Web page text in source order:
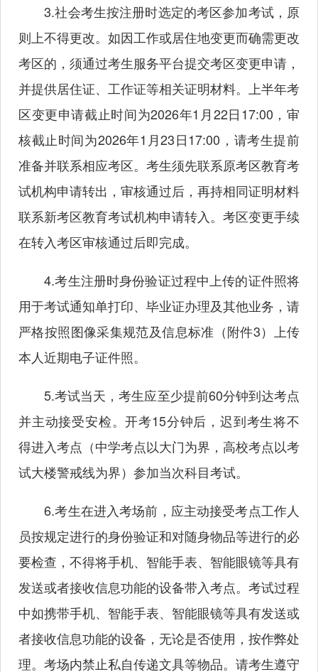
3.社会考生按注册时选定的考区参加考试，原
则上不得更改。如因工作或居住地变更而确需更改
考区的，须通过考生服务平台提交考区变更申请，
并提供居住证、工作证等相关证明材料。上半年考
区变更申请截止时间为2026年1月22日17:00，审
核截止时间为2026年1月23日17:00，请考生提前
准备并联系相应考区。考生须先联系原考区教育考
试机构申请转出，审核通过后，再持相同证明材料
联系新考区教育考试机构申请转入。考区变更手续
在转入考区审核通过后即完成。
4.考生注册时身份验证过程中上传的证件照将
用于考试通知单打印、毕业证办理及其他业务，请
严格按照图像采集规范及信息标准（附件3）上传
本人近期电子证件照。
5.考试当天，考生应至少提前60分钟到达考点
并主动接受安检。开考15分钟后，迟到考生将不
得进入考点（中学考点以大门为界，高校考点以考
试大楼警戒线为界）参加当次科目考试。
6.考生在进入考场前，应主动接受考点工作人
员按规定进行的身份验证和对随身物品等进行的必
要检查，不得将手机、智能手表、智能眼镜等具有
发送或者接收信息功能的设备带入考点。考试过程
中如携带手机、智能手表、智能眼镜等具有发送或
者接收信息功能的设备，无论是否使用，按作弊处
理。考场内禁止私自传递文具等物品。请考生遵守